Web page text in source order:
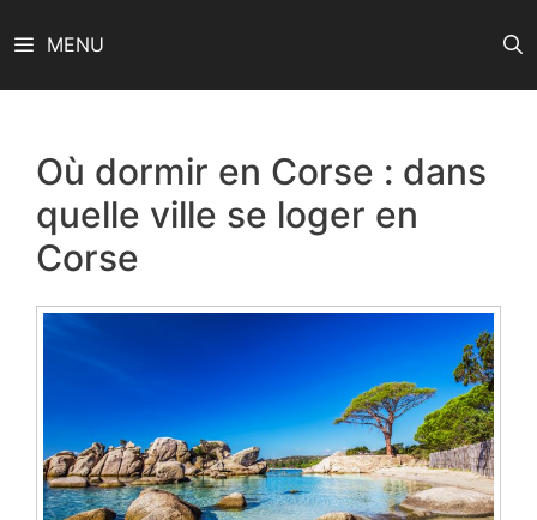
au
MENU
Où dormir en Corse : dans
quelle ville se loger en
Corse